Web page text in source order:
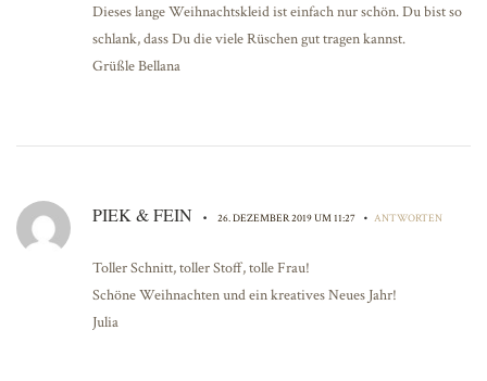
Dieses lange Weihnachtskleid ist einfach nur schön. Du bist so
schlank, dass Du die viele Rüschen gut tragen kannst.
Grüßle Bellana
PIEK & FEIN • 26. DEZEMBER 2019 UM 11:27 • ANTWORTEN
Toller Schnitt, toller Stoff, tolle Frau!
Schöne Weihnachten und ein kreatives Neues Jahr!
Julia